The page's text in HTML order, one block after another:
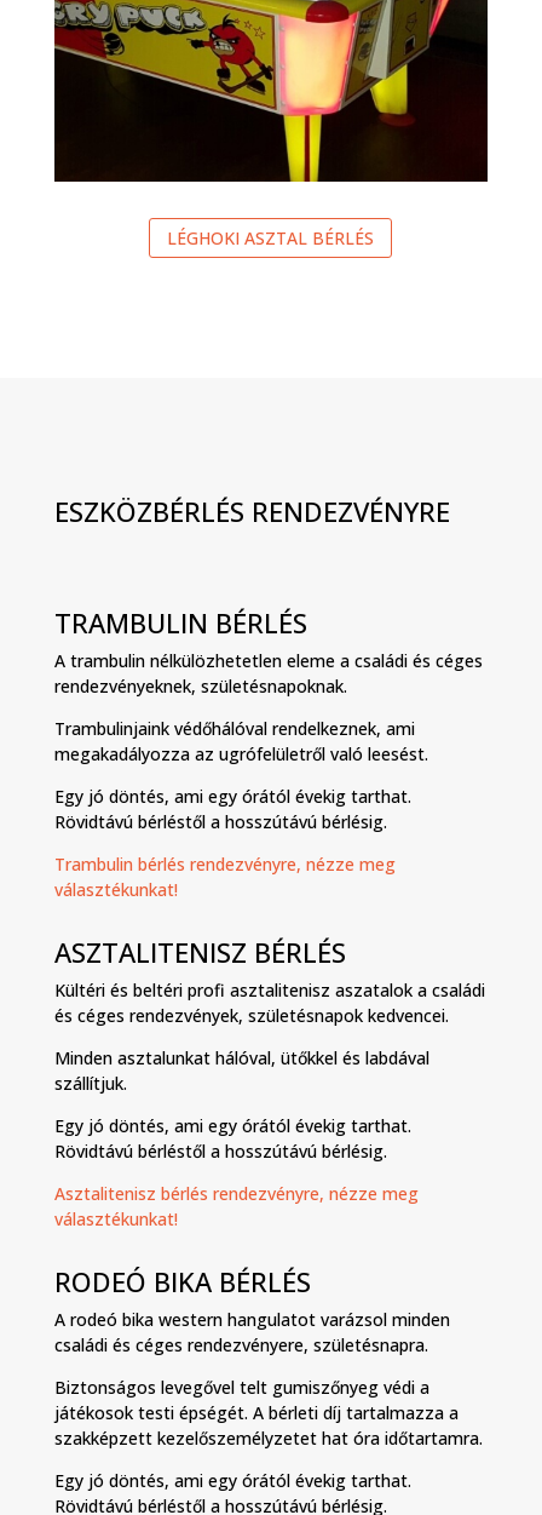
LÉGHOKI ASZTAL BÉRLÉS
ESZKÖZBÉRLÉS RENDEZVÉNYRE
TRAMBULIN BÉRLÉS
A trambulin nélkülözhetetlen eleme a családi és céges
rendezvényeknek, születésnapoknak.
Trambulinjaink védőhálóval rendelkeznek, ami
megakadályozza az ugrófelületről való leesést.
Egy jó döntés, ami egy órától évekig tarthat.
Rövidtávú bérléstől a hosszútávú bérlésig.
Trambulin bérlés rendezvényre, nézze meg
választékunkat!
ASZTALITENISZ BÉRLÉS
Kültéri és beltéri profi asztalitenisz aszatalok a családi
és céges rendezvények, születésnapok kedvencei.
Minden asztalunkat hálóval, ütőkkel és labdával
szállítjuk.
Egy jó döntés, ami egy órától évekig tarthat.
Rövidtávú bérléstől a hosszútávú bérlésig.
Asztalitenisz bérlés rendezvényre, nézze meg
választékunkat!
RODEÓ BIKA BÉRLÉS
A rodeó bika western hangulatot varázsol minden
családi és céges rendezvényere, születésnapra.
Biztonságos levegővel telt gumiszőnyeg védi a
játékosok testi épségét. A bérleti díj tartalmazza a
szakképzett kezelőszemélyzetet hat óra időtartamra.
Egy jó döntés, ami egy órától évekig tarthat.
Rövidtávú bérléstől a hosszútávú bérlésig.